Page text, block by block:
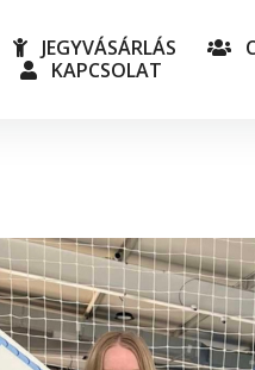
JEGYVÁSÁRLÁS
KAPCSOLAT